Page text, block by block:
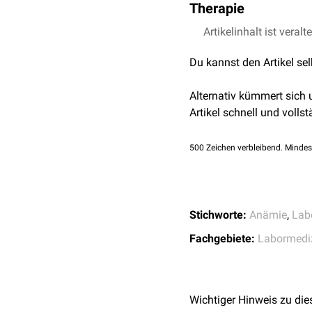
chronischer
Malabsorption
Maldigestion
Nephrotisches
starke Blutverluste
Bei einem Selenmangel
Glutathionperoxidase
geringere
Störungen der
Myopathie
Herzrhythmusstörung
Lebernekrose
Erythrozyten
Therapie
Selensubstitution
siehe auch: Selenose
Artikelinhalt ist
Du kannst den Artikel
Alternativ kümmert sich
Artikel schnell und
500 Zeichen verbleibend.
Stichworte: Anämie,
Fachgebiete:
Wichtiger Hinweis zu